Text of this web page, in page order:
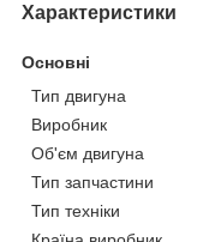
Характеристики
Основні
Тип двигуна
Виробник
Об'єм двигуна
Тип запчастини
Тип техніки